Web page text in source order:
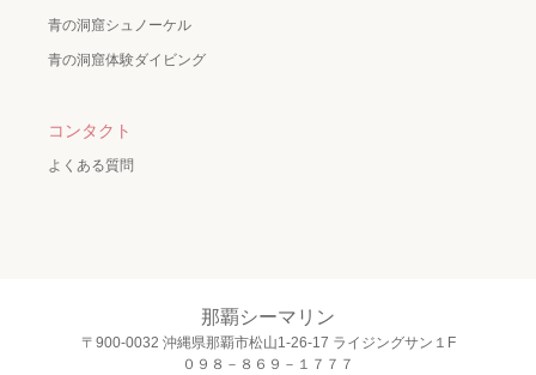
青の洞窟シュノーケル
青の洞窟体験ダイビング
コンタクト
よくある質問
那覇シーマリン
〒900-0032 沖縄県那覇市松山1-26-17 ライジングサン１F
０９８－８６９－１７７７